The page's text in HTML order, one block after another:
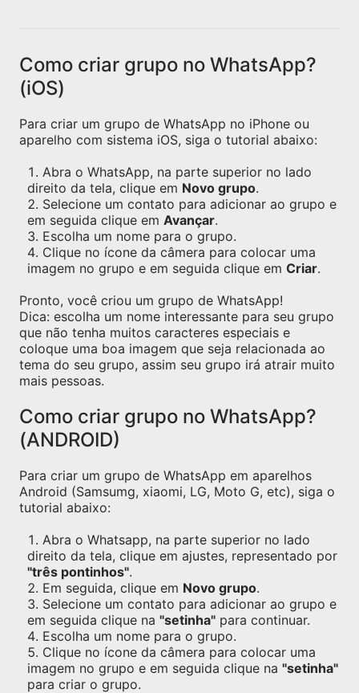
Como criar grupo no WhatsApp?
(iOS)
Para criar um grupo de WhatsApp no iPhone ou
aparelho com sistema iOS, siga o tutorial abaixo:
Abra o WhatsApp, na parte superior no lado
direito da tela, clique em Novo grupo.
Selecione um contato para adicionar ao grupo e
em seguida clique em Avançar.
Escolha um nome para o grupo.
Clique no ícone da câmera para colocar uma
imagem no grupo e em seguida clique em Criar.
Pronto, você criou um grupo de WhatsApp!
Dica: escolha um nome interessante para seu grupo
que não tenha muitos caracteres especiais e
coloque uma boa imagem que seja relacionada ao
tema do seu grupo, assim seu grupo irá atrair muito
mais pessoas.
Como criar grupo no WhatsApp?
(ANDROID)
Para criar um grupo de WhatsApp em aparelhos
Android (Samsumg, xiaomi, LG, Moto G, etc), siga o
tutorial abaixo:
Abra o Whatsapp, na parte superior no lado
direito da tela, clique em ajustes, representado por
"três pontinhos".
Em seguida, clique em Novo grupo.
Selecione um contato para adicionar ao grupo e
em seguida clique na "setinha" para continuar.
Escolha um nome para o grupo.
Clique no ícone da câmera para colocar uma
imagem no grupo e em seguida clique na "setinha"
para criar o grupo.